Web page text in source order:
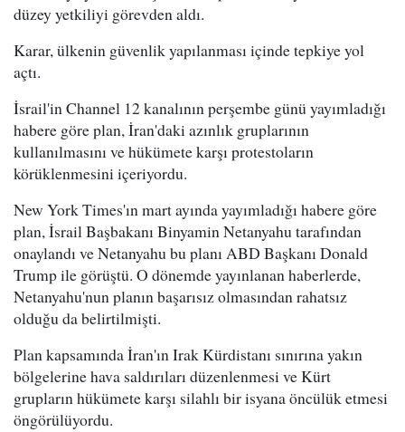
düzey yetkiliyi görevden aldı.
Karar, ülkenin güvenlik yapılanması içinde tepkiye yol
açtı.
İsrail'in Channel 12 kanalının perşembe günü yayımladığı
habere göre plan, İran'daki azınlık gruplarının
kullanılmasını ve hükümete karşı protestoların
körüklenmesini içeriyordu.
New York Times'ın mart ayında yayımladığı habere göre
plan, İsrail Başbakanı Binyamin Netanyahu tarafından
onaylandı ve Netanyahu bu planı ABD Başkanı Donald
Trump ile görüştü. O dönemde yayınlanan haberlerde,
Netanyahu'nun planın başarısız olmasından rahatsız
olduğu da belirtilmişti.
Plan kapsamında İran'ın Irak Kürdistanı sınırına yakın
bölgelerine hava saldırıları düzenlenmesi ve Kürt
grupların hükümete karşı silahlı bir isyana öncülük etmesi
öngörülüyordu.